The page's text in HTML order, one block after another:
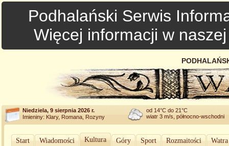
Podhalański Serwis
Więcej informacji w
Niedziela, 9 sierpnia 2026 r.
Imieniny: Klary, Romana, Rozyny
od 14°C do 21°C
wiatr 3 m/s, północno-wschodni
Start Wiadomości Kultura Góry Sport Rozmaitości